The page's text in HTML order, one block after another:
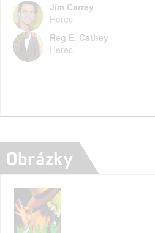
Jim Carrey
Herec
Reg E. Cathey
Herec
Obrázky